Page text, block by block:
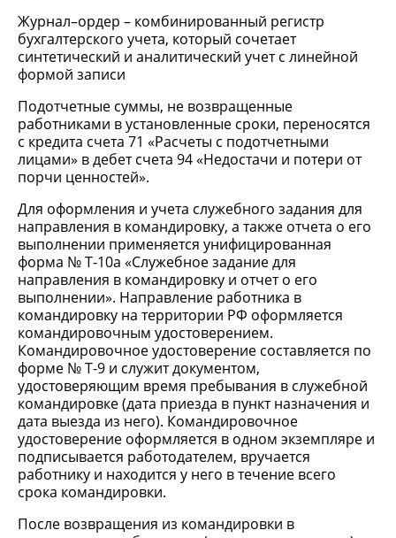
Журнал–ордер – комбинированный регистр
бухгалтерского учета, который сочетает
синтетический и аналитический учет с линейной
формой записи
Подотчетные суммы, не возвращенные
работниками в установленные сроки, переносятся
с кредита счета 71 «Расчеты с подотчетными
лицами» в дебет счета 94 «Недостачи и потери от
порчи ценностей».
Для оформления и учета служебного задания для
направления в командировку, а также отчета о его
выполнении применяется унифицированная
форма № Т-10а «Служебное задание для
направления в командировку и отчет о его
выполнении». Направление работника в
командировку на территории РФ оформляется
командировочным удостоверением.
Командировочное удостоверение составляется по
форме № Т-9 и служит документом,
удостоверяющим время пребывания в служебной
командировке (дата приезда в пункт назначения и
дата выезда из него). Командировочное
удостоверение оформляется в одном экземпляре и
подписывается работодателем, вручается
работнику и находится у него в течение всего
срока командировки.
После возвращения из командировки в